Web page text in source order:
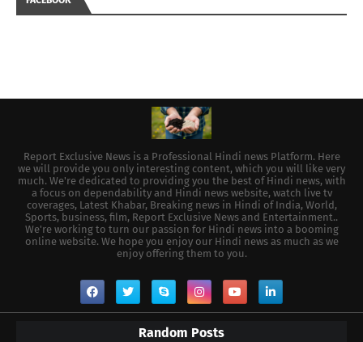
Report Exclusive News is a Professional Hindi news Platform. Here
we will provide you only interesting content, which you will like very
much. We're dedicated to providing you the best of Hindi news, with
a focus on dependability and Hindi news website, watch live tv
coverages, Latest Khabar, Breaking news in Hindi of India, World,
Sports, business, film, Report Exclusive News and Entertainment..
We're working to turn our passion for Hindi news into a booming
online website. We hope you enjoy our Hindi news as much as we
enjoy offering them to you.
Random Posts